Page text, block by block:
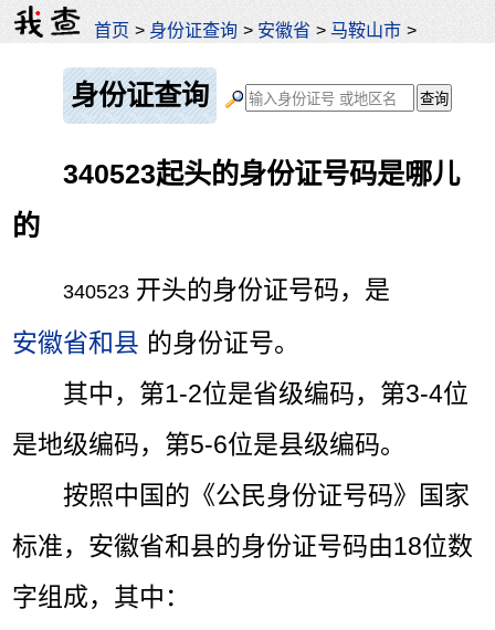
首页 > 身份证查询 > 安徽省 > 马鞍山市 >
身份证查询
340523起头的身份证号码是哪儿
的
340523 开头的身份证号码，是
安徽省和县 的身份证号。
其中，第1-2位是省级编码，第3-4位
是地级编码，第5-6位是县级编码。
按照中国的《公民身份证号码》国家
标准，安徽省和县的身份证号码由18位数
字组成，其中：